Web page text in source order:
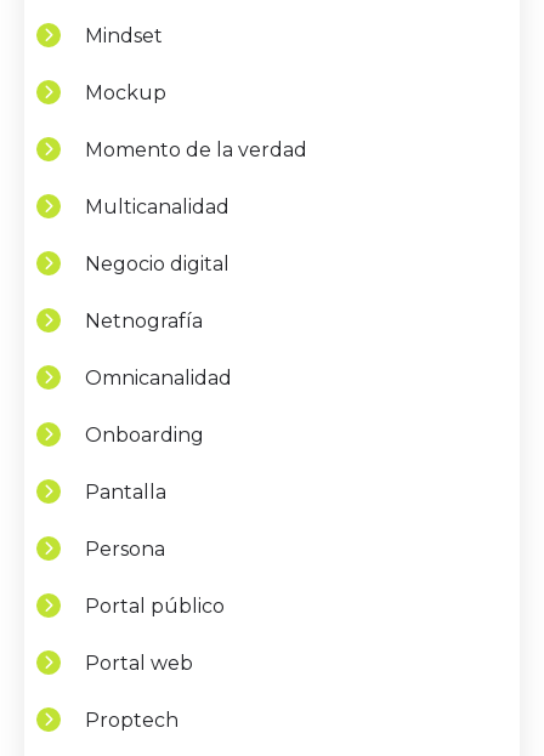
Mindset
Mockup
Momento de la verdad
Multicanalidad
Negocio digital
Netnografía
Omnicanalidad
Onboarding
Pantalla
Persona
Portal público
Portal web
Proptech